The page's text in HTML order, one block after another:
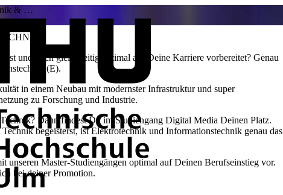
& …
und Dich gleichzeitig optimal auf Deine Karriere vorbereitet? Genau
(E).
in einem Neubau mit modernster Infrastruktur und super
zu Forschung und Industrie.
Dann findest Du im Studiengang Digital Media Deinen Platz.
begeisterst, ist Elektrotechnik und Informationstechnik genau das
Master-Studiengängen optimal auf Deinen Berufseinstieg vor.
bei deiner Promotion.